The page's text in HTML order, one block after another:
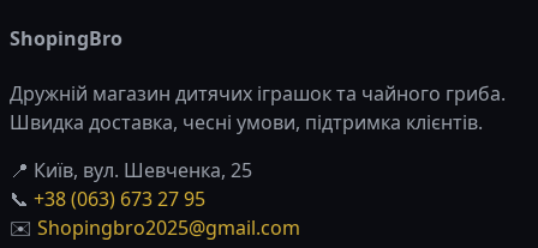
ShopingBro
Дружній магазин дитячих іграшок та чайного гриба.
Швидка доставка, чесні умови, підтримка клієнтів.
📍 Київ, вул. Шевченка, 25
📞 +38 (063) 673 27 95
✉️ Shopingbro2025@gmail.com